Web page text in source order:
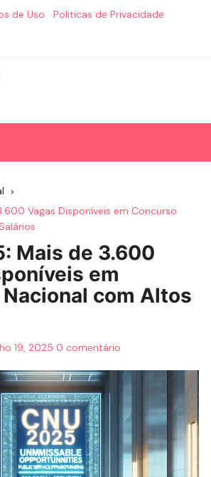
de Uso Politicas de Privacidade
Vagas Disponíveis em Concurso
Mais de 3.600
em
com Altos
19, 2025 0 comentário